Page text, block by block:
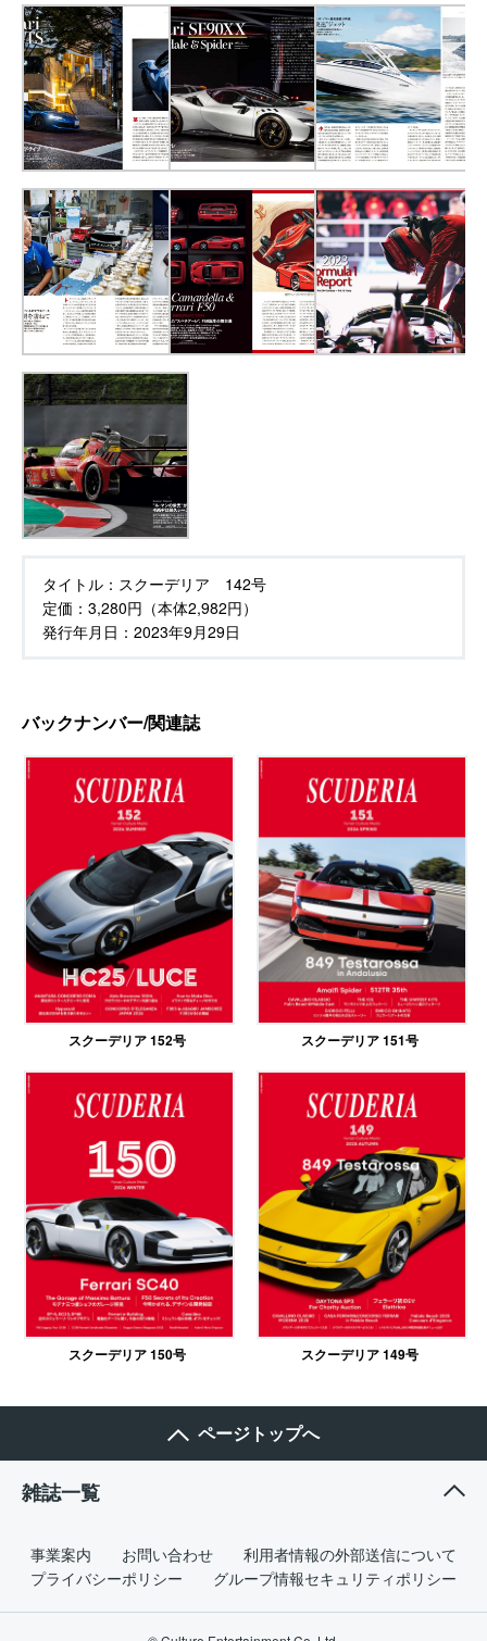
タイトル： スクーデリア 142号
定価： 3,280円（本体2,982円）
発行年月日： 2023年9月29日
バックナンバー/関連誌
スクーデリア 152号 スクーデリア 151号
スクーデリア 150号 スクーデリア 149号
ページトップへ
雑誌一覧
事業案内 お問い合わせ
利用者情報の外部送信について
プライバシーポリシー
グループ情報セキュリティポリシー